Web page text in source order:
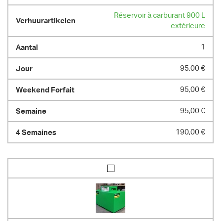
Réservoir à carburant 900 L
extérieure
1
95,00 €
95,00 €
95,00 €
190,00 €